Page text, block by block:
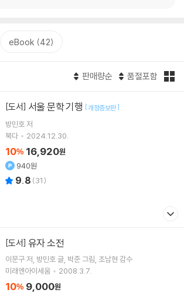
eBook (42)
판매량순 품절포함
[도서] 서울 문학 기행 [개정증보판]
방민호저
북다
2024.12.30.
10% 16,920원
940원
9.8 (31)
[도서] 유자 소전
이문구저 방민호글 박준그림 조남현 감수
미래엔아이세움
2008.3.7.
10% 9,000원